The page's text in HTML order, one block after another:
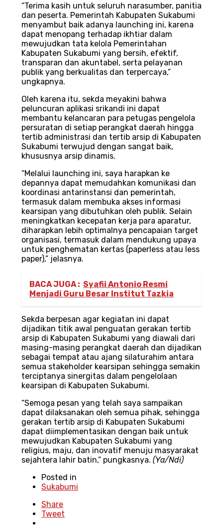
“Terima kasih untuk seluruh narasumber, panitia
dan peserta. Pemerintah Kabupaten Sukabumi
menyambut baik adanya launching ini, karena
dapat menopang terhadap ikhtiar dalam
mewujudkan tata kelola Pemerintahan
Kabupaten Sukabumi yang bersih, efektif,
transparan dan akuntabel, serta pelayanan
publik yang berkualitas dan terpercaya,”
ungkapnya.
Oleh karena itu, sekda meyakini bahwa
peluncuran aplikasi srikandi ini dapat
membantu kelancaran para petugas pengelola
persuratan di setiap perangkat daerah hingga
tertib administrasi dan tertib arsip di Kabupaten
Sukabumi terwujud dengan sangat baik,
khususnya arsip dinamis.
“Melalui launching ini, saya harapkan ke
depannya dapat memudahkan komunikasi dan
koordinasi antarinstansi dan pemerintah,
termasuk dalam membuka akses informasi
kearsipan yang dibutuhkan oleh publik. Selain
meningkatkan kecepatan kerja para aparatur,
diharapkan lebih optimalnya pencapaian target
organisasi, termasuk dalam mendukung upaya
untuk penghematan kertas (paperless atau less
paper),” jelasnya.
BACA JUGA : Syafii Antonio Resmi
Menjadi Guru Besar Institut Tazkia
Sekda berpesan agar kegiatan ini dapat
dijadikan titik awal penguatan gerakan tertib
arsip di Kabupaten Sukabumi yang diawali dari
masing-masing perangkat daerah dan dijadikan
sebagai tempat atau ajang silaturahim antara
semua stakeholder kearsipan sehingga semakin
terciptanya sinergitas dalam pengelolaan
kearsipan di Kabupaten Sukabumi.
“Semoga pesan yang telah saya sampaikan
dapat dilaksanakan oleh semua pihak, sehingga
gerakan tertib arsip di Kabupaten Sukabumi
dapat diimplementasikan dengan baik untuk
mewujudkan Kabupaten Sukabumi yang
religius, maju, dan inovatif menuju masyarakat
sejahtera lahir batin,” pungkasnya. (Ya/Ndi)
Posted in
Sukabumi
Share
Tweet